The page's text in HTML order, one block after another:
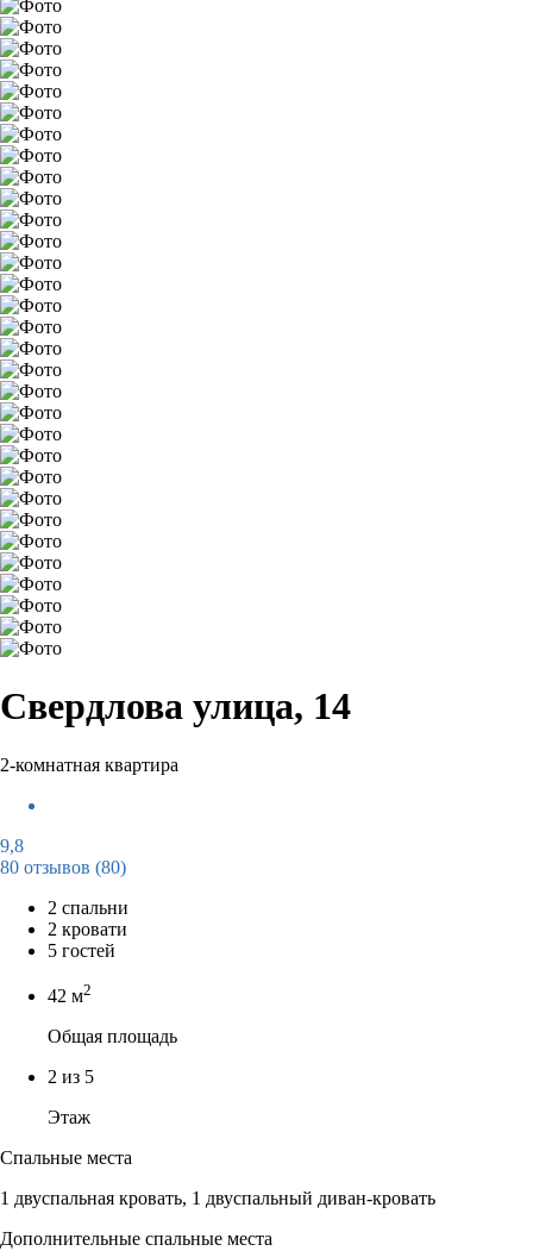
Свердлова улица, 14
2-комнатная квартира
9,8
80 отзывов (80)
2 спальни
2 кровати
5 гостей
42 м2
Общая площадь
2 из 5
Этаж
Спальные места
1 двуспальная кровать, 1 двуспальный диван-кровать
Дополнительные спальные места